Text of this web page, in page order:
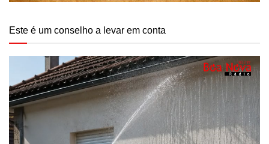
Este é um conselho a levar em conta